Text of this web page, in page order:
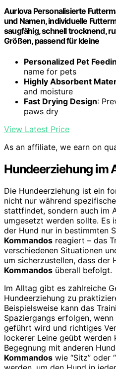
Aurlova Personalisierte
und Namen, individuelle
saugfähig, schnell trocknend,
Größen, passend für kleine
Personalized Pet
name for pets
Highly Absorbent
and moisture
Fast Drying Design:
paws dry
View Latest Price
As an affiliate, we earn on
Hundeerziehung im
Die Hundeerziehung ist ein
nicht nur während
stattfindet, sondern auch im
umgesetzt werden sollte. Es
der Hund nur in bestimmten
Kommandos reagiert – das
verschiedenen Situationen
um sicherzustellen, dass der
Kommandos überall befolgt.
Im Alltag gibt es zahlreiche
Hundeerziehung zu
Beispielsweise kann das
Spaziergangs erfolgen,
geführt wird und richtiges
lockerer Leine geübt werden
Begegnung mit anderen
Kommandos wie “Sitz” oder